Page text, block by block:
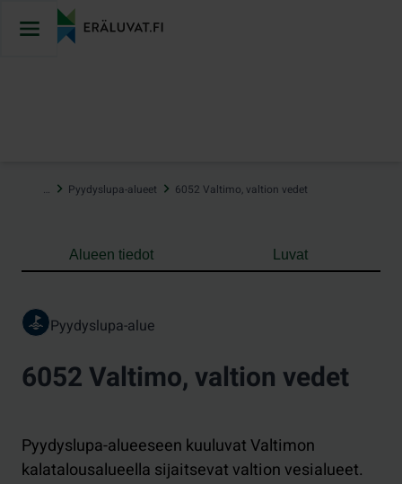
sisältöön
… Pyydyslupa-alueet 6052 Valtimo, valtion vedet
Alueen tiedot Luvat
Pyydyslupa-alue
6052 Valtimo, valtion vedet
Pyydyslupa-alueeseen kuuluvat Valtimon
kalatalousalueella sijaitsevat valtion vesialueet.